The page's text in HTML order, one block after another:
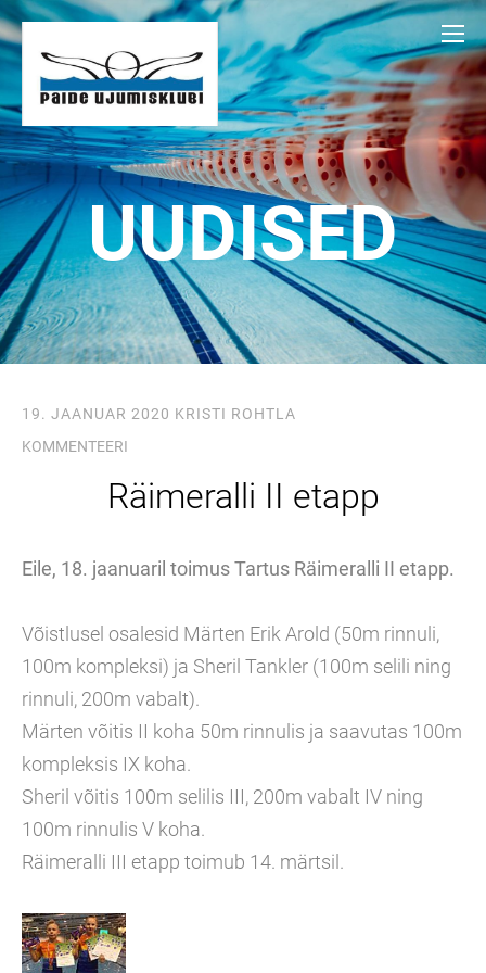
UUDISED
19. JAANUAR 2020 KRISTI ROHTLA
KOMMENTEERI
Räimeralli II etapp
Eile, 18. jaanuaril toimus Tartus Räimeralli II etapp.
Võistlusel osalesid Märten Erik Arold (50m rinnuli,
100m kompleksi) ja Sheril Tankler (100m selili ning
rinnuli, 200m vabalt).
Märten võitis II koha 50m rinnulis ja saavutas 100m
kompleksis IX koha.
Sheril võitis 100m selilis III, 200m vabalt IV ning
100m rinnulis V koha.
Räimeralli III etapp toimub 14. märtsil.